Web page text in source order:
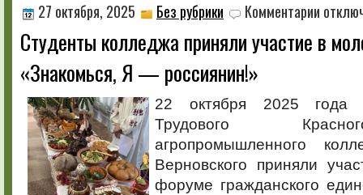
27 октября, 2025 Без рубрики Комментарии записи
Студенты
колледжа
форуме
—
Студенты колледжа приняли участие в
«Знакомься, Я — россиянин!»
22 октября 2025 года
Трудового
агропромышленного
Верновского приняли
форуме гражданского